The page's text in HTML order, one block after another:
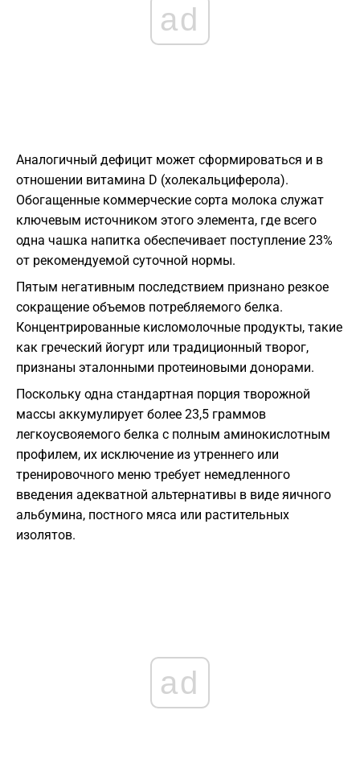
ad
Аналогичный дефицит может сформироваться и в
отношении витамина D (холекальциферола).
Обогащенные коммерческие сорта молока служат
ключевым источником этого элемента, где всего
одна чашка напитка обеспечивает поступление 23%
от рекомендуемой суточной нормы.
Пятым негативным последствием признано резкое
сокращение объемов потребляемого белка.
Концентрированные кисломолочные продукты, такие
как греческий йогурт или традиционный творог,
признаны эталонными протеиновыми донорами.
Поскольку одна стандартная порция творожной
массы аккумулирует более 23,5 граммов
легкоусвояемого белка с полным аминокислотным
профилем, их исключение из утреннего или
тренировочного меню требует немедленного
введения адекватной альтернативы в виде яичного
альбумина, постного мяса или растительных
изолятов.
ad